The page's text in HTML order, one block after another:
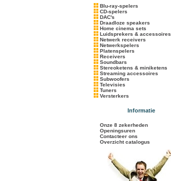
Blu-ray-spelers
CD-spelers
DAC's
Draadloze speakers
Home cinema sets
Luidsprekers & accessoires
Netwerk receivers
Netwerkspelers
Platenspelers
Receivers
Soundbars
Stereoketens & miniketens
Streaming accessoires
Subwoofers
Televisies
Tuners
Versterkers
Informatie
Onze 8 zekerheden
Openingsuren
Contacteer ons
Overzicht catalogus